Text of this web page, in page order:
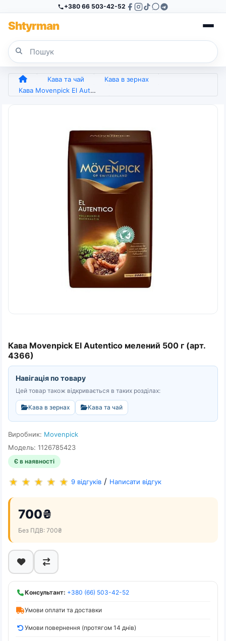
+380 66 503-42-52
Shtyrman
Кава та чай
Кава в зернах
Кава Movenpick El Autentico мелений 500 г (арт. 4366)
Кава Movenpick El Autentico мелений 500 г (арт.
4366)
Навігація по товару
Цей товар також відкривається в таких розділах:
Кава в зернах Кава та чай
Виробник: Movenpick
Модель: 1126785423
Є в наявності
9 відгуків / Написати відгук
700₴
Без ПДВ: 700₴
Консультант: +380 (66) 503-42-52
Умови оплати та доставки
Умови повернення (протягом 14 днів)